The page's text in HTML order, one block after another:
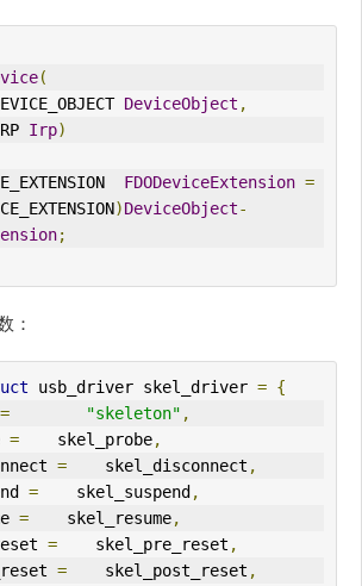
(
PDEVICE_OBJECT
DeviceObject ,
PIRP
Irp)
FDODeviceExtension =
)DeviceObject-
;
：
usb_driver skel_driver = {
= "skeleton" ,
=
    skel_probe
,
=
    skel_disconnect
,
=
    skel_suspend
,
=
    skel_resume
,
=
    skel_pre_reset
,
=
    skel_post_reset
,